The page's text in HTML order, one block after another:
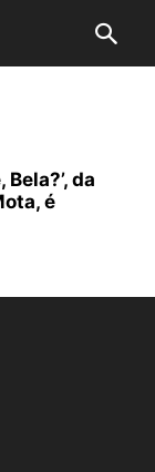
Bela?’, da
é